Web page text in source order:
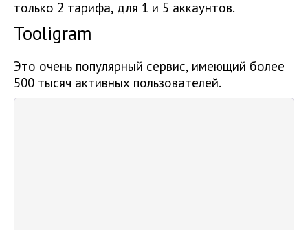
только 2 тарифа, для 1 и 5 аккаунтов.
Tooligram
Это очень популярный сервис, имеющий более
500 тысяч активных пользователей.